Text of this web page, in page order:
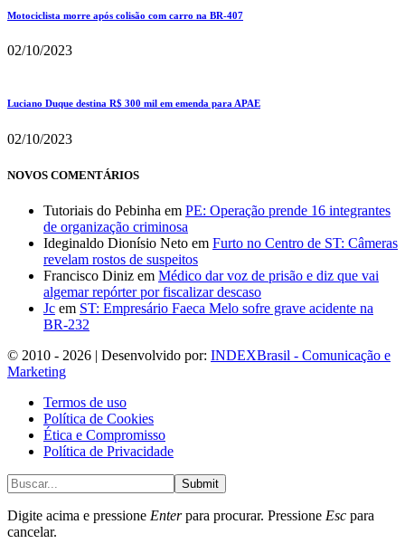
Motociclista morre após colisão com carro na BR-407
02/10/2023
Luciano Duque destina R$ 300 mil em emenda para APAE
02/10/2023
NOVOS COMENTÁRIOS
Tutoriais do Pebinha em PE: Operação prende 16 integrantes
de organização criminosa
Ideginaldo Dionísio Neto em Furto no Centro de ST: Câmeras
revelam rostos de suspeitos
Francisco Diniz em Médico dar voz de prisão e diz que vai
algemar repórter por fiscalizar descaso
Jc em ST: Empresário Faeca Melo sofre grave acidente na
BR-232
© 2010 - 2026 | Desenvolvido por: INDEXBrasil - Comunicação e
Marketing
Termos de uso
Política de Cookies
Ética e Compromisso
Política de Privacidade
Submit
Digite acima e pressione Enterpara procurar. Pressione Esc para
cancelar.